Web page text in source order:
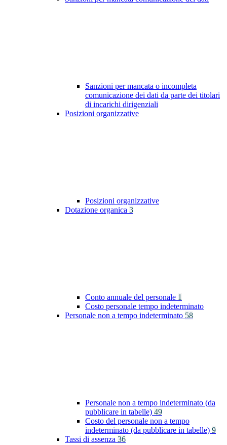
Sanzioni per mancata o incompleta
comunicazione dei dati da parte dei titolari
di incarichi dirigenziali
Posizioni organizzative
Posizioni organizzative
Dotazione organica 3
Conto annuale del personale 1
Costo personale tempo indeterminato
Personale non a tempo indeterminato 58
Personale non a tempo indeterminato (da
pubblicare in tabelle) 49
Costo del personale non a tempo
indeterminato (da pubblicare in tabelle) 9
Tassi di assenza 36